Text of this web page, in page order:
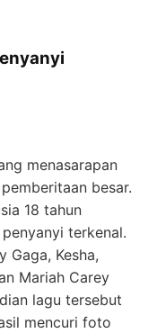
menasarapan
besar.
18 tahun
terkenal.
Gaga, Kesha,
Mariah Carey
lagu tersebut
mencuri foto